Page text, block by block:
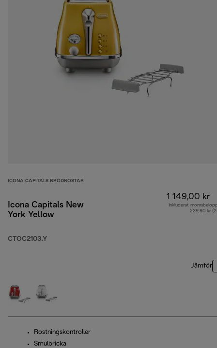
ICONA CAPITALS BRÖDROSTAR
Icona Capitals New
York Yellow
CTOC2103.Y
1 149,00 kr
Inkluderat
229,80 kr
Jämför
Rostningskontroller
Smulbricka